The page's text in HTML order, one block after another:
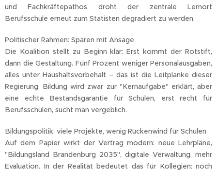
und Fachkräftepathos droht der zentrale Lernort
Berufsschule erneut zum Statisten degradiert zu werden.
Politischer Rahmen: Sparen mit Ansage
Die Koalition stellt zu Beginn klar: Erst kommt der Rotstift,
dann die Gestaltung. Fünf Prozent weniger Personalausgaben,
alles unter Haushaltsvorbehalt – das ist die Leitplanke dieser
Regierung. Bildung wird zwar zur "Kernaufgabe" erklärt, aber
eine echte Bestandsgarantie für Schulen, erst recht für
Berufsschulen, sucht man vergeblich.
Bildungspolitik: viele Projekte, wenig Rückenwind für Schulen
Auf dem Papier wirkt der Vertrag modern: neue Lehrpläne,
"Bildungsland Brandenburg 2035", digitale Verwaltung, mehr
Evaluation. In der Realität bedeutet das für Kollegien: noch